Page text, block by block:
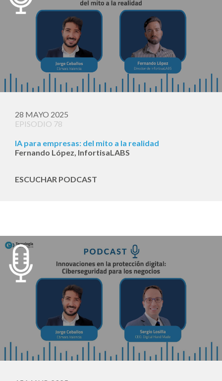
28 MAYO 2025
EPISODIO 78
IA para empresas: del mito a la realidad
Fernando López, InfortisaLABS
ESCUCHAR PODCAST